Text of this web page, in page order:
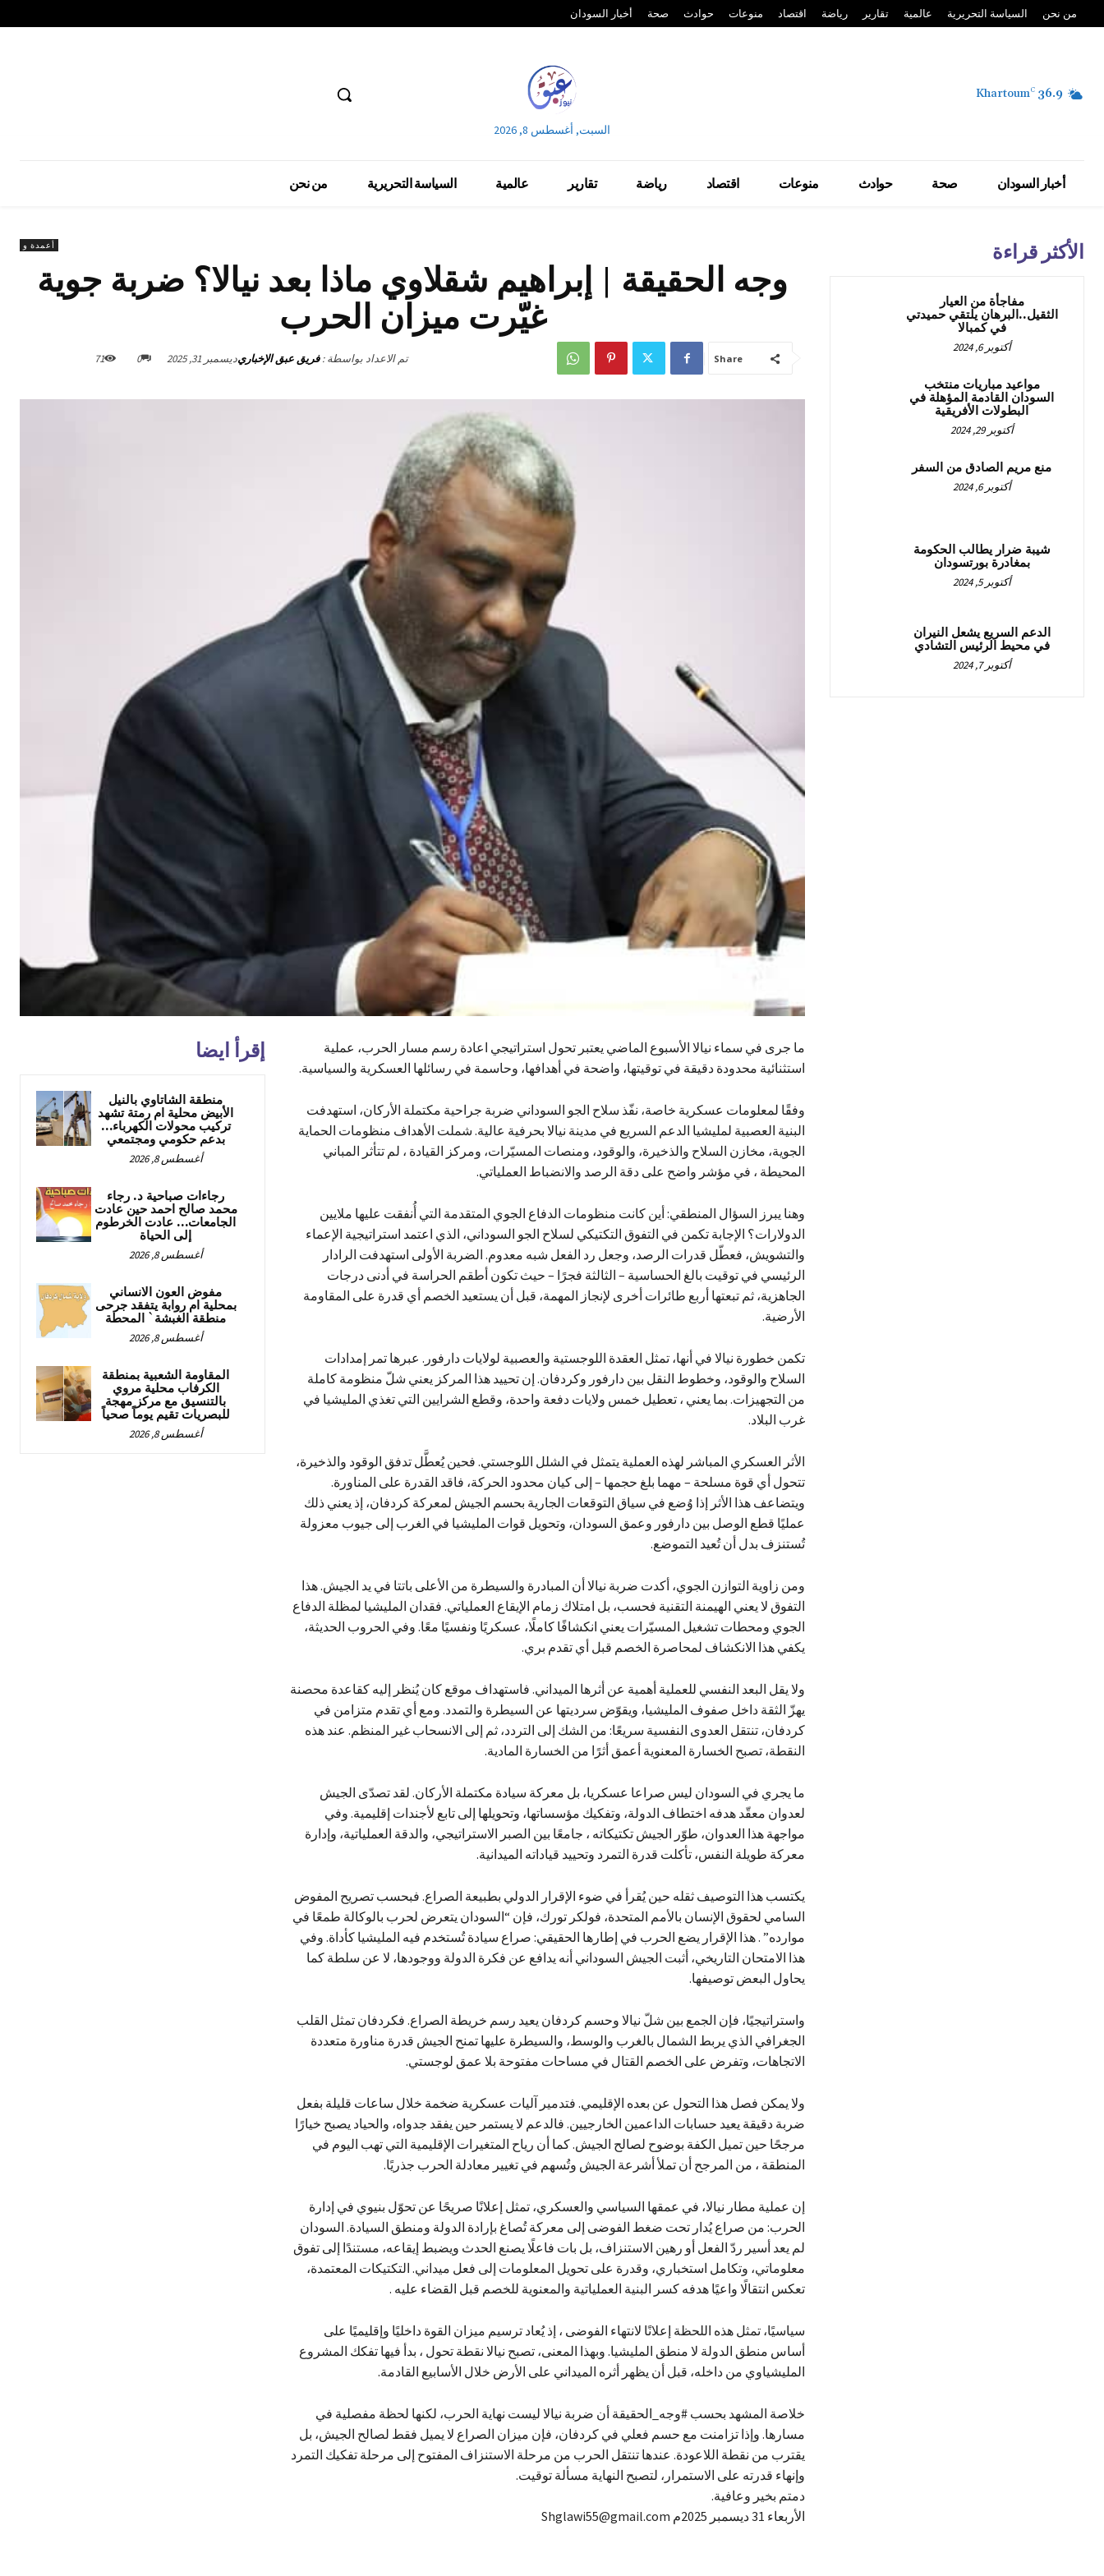
أخبار السودان صحة حوادث منوعات اقتصاد رياضة تقارير عالمية السياسة التحريرية من نحن
36.9
C
Khartoum
السبت, أغسطس 8, 2026
أخبار السودان صحة حوادث منوعات اقتصاد رياضة تقارير عالمية السياسة التحريرية من نحن
أعمدة و
وجه الحقيقة | إبراهيم شقلاوي ماذا بعد نيالا؟ ضربة جوية
غيّرت ميزان الحرب
تم الاعداد بواسطة : فريق عبق الإخباريديسمبر 31, 2025 0
71 Share
إقرأ ايضا
منطقة الشاتاوي بالنيل
الأبيض محلية ام رمتة تشهد
تركيب محولات الكهرباء…
بدعم حكومي ومجتمعي
أغسطس 8, 2026
رجاءات صباحية د. رجاء
محمد صالح احمد حين عادت
الجامعات… عادت الخرطوم
إلى الحياة
أغسطس 8, 2026
مفوض العون الانساني
بمحلية ام روابة يتفقد جرحى
منطقة الغبشة` المحطة
أغسطس 8, 2026
المقاومة الشعبية بمنطقة
الكرفاب محلية مروي
بالتنسيق مع مركز مهجة
للبصريات تقيم يوماً صحياً
أغسطس 8, 2026
ما جرى في سماء نيالا الأسبوع الماضي يعتبر تحول استراتيجي اعادة رسم مسار الحرب، عملية
استثنائية محدودة دقيقة في توقيتها، واضحة في أهدافها، وحاسمة في رسائلها العسكرية والسياسية.
وفقًا لمعلومات عسكرية خاصة، نفّذ سلاح الجو السوداني ضربة جراحية مكتملة الأركان، استهدفت
البنية العصبية لمليشيا الدعم السريع في مدينة نيالا بحرفية عالية. شملت الأهداف منظومات الحماية
الجوية، مخازن السلاح والذخيرة، والوقود، ومنصات المسيّرات، ومركز القيادة ، لم تتأثر المباني
المحيطة ، في مؤشر واضح على دقة الرصد والانضباط العملياتي.
وهنا يبرز السؤال المنطقي: أين كانت منظومات الدفاع الجوي المتقدمة التي أُنفقت عليها ملايين
الدولارات؟ الإجابة تكمن في التفوق التكتيكي لسلاح الجو السوداني، الذي اعتمد استراتيجية الإعماء
والتشويش، فعطّل قدرات الرصد، وجعل رد الفعل شبه معدوم. الضربة الأولى استهدفت الرادار
الرئيسي في توقيت بالغ الحساسية – الثالثة فجرًا – حيث تكون أطقم الحراسة في أدنى درجات
الجاهزية، ثم تبعتها أربع طائرات أخرى لإنجاز المهمة، قبل أن يستعيد الخصم أي قدرة على المقاومة
الأرضية.
تكمن خطورة نيالا في أنها، تمثل العقدة اللوجستية والعصبية لولايات دارفور. عبرها تمر إمدادات
السلاح والوقود، وخطوط النقل بين دارفور وكردفان. إن تحييد هذا المركز يعني شلّ منظومة كاملة
من التجهيزات. بما يعني ، تعطيل خمس ولايات دفعة واحدة، وقطع الشرايين التي تغذي المليشيا في
غرب البلاد.
الأثر العسكري المباشر لهذه العملية يتمثل في الشلل اللوجستي. فحين يُعطَّل تدفق الوقود والذخيرة،
تتحول أي قوة مسلحة – مهما بلغ حجمها – إلى كيان محدود الحركة، فاقد القدرة على المناورة.
ويتضاعف هذا الأثر إذا وُضع في سياق التوقعات الجارية بحسم الجيش لمعركة كردفان، إذ يعني ذلك
عمليًا قطع الوصل بين دارفور وعمق السودان، وتحويل قوات المليشيا في الغرب إلى جيوب معزولة
تُستنزف بدل أن تُعيد التموضع.
ومن زاوية التوازن الجوي، أكدت ضربة نيالا أن المبادرة والسيطرة من الأعلى باتتا في يد الجيش. هذا
التفوق لا يعني الهيمنة التقنية فحسب، بل امتلاك زمام الإيقاع العملياتي. فقدان المليشيا لمظلة الدفاع
الجوي ومحطات تشغيل المسيّرات يعني انكشافًا كاملًا، عسكريًا ونفسيًا معًا. وفي الحروب الحديثة،
يكفي هذا الانكشاف لمحاصرة الخصم قبل أي تقدم بري.
ولا يقل البعد النفسي للعملية أهمية عن أثرها الميداني. فاستهداف موقع كان يُنظر إليه كقاعدة محصنة
يهزّ الثقة داخل صفوف المليشيا، ويقوّض سرديتها عن السيطرة والتمدد. ومع أي تقدم متزامن في
كردفان، تنتقل العدوى النفسية سريعًا: من الشك إلى التردد، ثم إلى الانسحاب غير المنظم. عند هذه
النقطة، تصبح الخسارة المعنوية أعمق أثرًا من الخسارة المادية.
ما يجري في السودان ليس صراعا عسكريا، بل معركة سيادة مكتملة الأركان. لقد تصدّى الجيش
لعدوان معقّد هدفه اختطاف الدولة، وتفكيك مؤسساتها، وتحويلها إلى تابع لأجندات إقليمية. وفي
مواجهة هذا العدوان، طوّر الجيش تكتيكاته ، جامعًا بين الصبر الاستراتيجي، والدقة العملياتية، وإدارة
معركة طويلة النفس، تأكلت قدرة التمرد وتحييد قياداته الميدانية.
يكتسب هذا التوصيف ثقله حين يُقرأ في ضوء الإقرار الدولي بطبيعة الصراع. فبحسب تصريح المفوض
السامي لحقوق الإنسان بالأمم المتحدة، فولكر تورك، فإن “السودان يتعرض لحرب بالوكالة طمعًا في
موارده” . هذا الإقرار يضع الحرب في إطارها الحقيقي: صراع سيادة تُستخدم فيه المليشيا كأداة. وفي
هذا الامتحان التاريخي، أثبت الجيش السوداني أنه يدافع عن فكرة الدولة ووجودها، لا عن سلطة كما
يحاول البعض توصيفها.
واستراتيجيًا، فإن الجمع بين شلّ نيالا وحسم كردفان يعيد رسم خريطة الصراع. فكردفان تمثل القلب
الجغرافي الذي يربط الشمال بالغرب والوسط، والسيطرة عليها تمنح الجيش قدرة مناورة متعددة
الاتجاهات، وتفرض على الخصم القتال في مساحات مفتوحة بلا عمق لوجستي.
ولا يمكن فصل هذا التحول عن بعده الإقليمي. فتدمير آليات عسكرية ضخمة خلال ساعات قليلة بفعل
ضربة دقيقة يعيد حسابات الداعمين الخارجيين. فالدعم لا يستمر حين يفقد جدواه، والحياد يصبح خيارًا
مرجحًا حين تميل الكفة بوضوح لصالح الجيش. كما أن رياح المتغيرات الإقليمية التي تهب اليوم في
المنطقة ، من المرجح أن تملأ أشرعة الجيش وتُسهم في تغيير معادلة الحرب جذريًا.
إن عملية مطار نيالا، في عمقها السياسي والعسكري، تمثل إعلانًا صريحًا عن تحوّل بنيوي في إدارة
الحرب: من صراع يُدار تحت ضغط الفوضى إلى معركة تُصاغ بإرادة الدولة ومنطق السيادة. السودان
لم يعد أسير ردّ الفعل أو رهين الاستنزاف، بل بات فاعلًا يصنع الحدث ويضبط إيقاعه، مستندًا إلى تفوق
معلوماتي، وتكامل استخباري، وقدرة على تحويل المعلومات إلى فعل ميداني. التكتيكات المعتمدة،
تعكس انتقالًا واعيًا هدفه كسر البنية العملياتية والمعنوية للخصم قبل القضاء عليه .
سياسيًا، تمثل هذه اللحظة إعلانًا لانتهاء الفوضى ، إذ يُعاد ترسيم ميزان القوة داخليًا وإقليميًا على
أساس منطق الدولة لا منطق المليشيا. وبهذا المعنى، تصبح نيالا نقطة تحول ، بدأ فيها تفكك المشروع
المليشياوي من داخله، قبل أن يظهر أثره الميداني على الأرض خلال الأسابيع القادمة.
خلاصة المشهد بحسب #وجه_الحقيقة أن ضربة نيالا ليست نهاية الحرب، لكنها لحظة مفصلية في
مسارها. وإذا تزامنت مع حسم فعلي في كردفان، فإن ميزان الصراع لا يميل فقط لصالح الجيش، بل
يقترب من نقطة اللاعودة. عندها تنتقل الحرب من مرحلة الاستنزاف المفتوح إلى مرحلة تفكيك التمرد
وإنهاء قدرته على الاستمرار، لتصبح النهاية مسألة توقيت.
دمتم بخير وعافية.
الأربعاء 31 ديسمبر 2025م Shglawi55@gmail.com
الأكثر قراءة
مفاجأة من العيار
الثقيل..البرهان يلتقي حميدتي
في كمبالا
أكتوبر 6, 2024
مواعيد مباريات منتخب
السودان القادمة المؤهلة في
البطولات الأفريقية
أكتوبر 29, 2024
منع مريم الصادق من السفر
أكتوبر 6, 2024
شيبة ضرار يطالب الحكومة
بمغادرة بورتسودان
أكتوبر 5, 2024
الدعم السريع يشعل النيران
في محيط الرئيس التشادي
أكتوبر 7, 2024